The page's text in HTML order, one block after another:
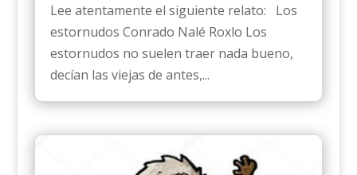
Lee atentamente el siguiente relato: Los
estornudos Conrado Nalé Roxlo Los
estornudos no suelen traer nada bueno,
decían las viejas de antes,...